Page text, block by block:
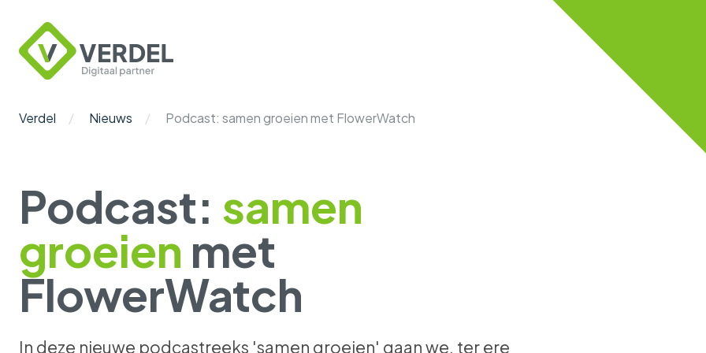
Verdel Nieuws Podcast: samen groeien met FlowerWatch
Podcast: samen
groeien met
FlowerWatch
In deze nieuwe podcastreeks 'samen groeien' gaan we, ter ere